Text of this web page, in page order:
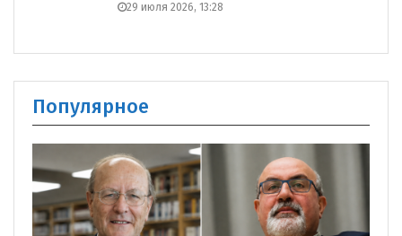
29 июля 2026, 13:28
Популярное